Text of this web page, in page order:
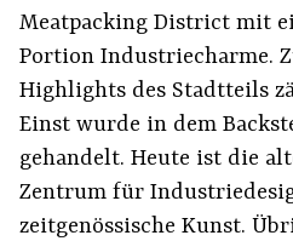
Meatpacking District mit
Portion Industriecharme.
Highlights des Stadtteils
Einst wurde in dem
gehandelt. Heute ist die
Zentrum für
zeitgenössische Kunst.